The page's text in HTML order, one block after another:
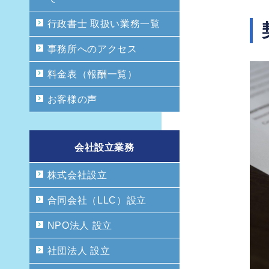
行政書士 取扱い業務一覧
事務所へのアクセス
料金表（報酬一覧）
お客様の声
会社設立業務
株式会社設立
合同会社（LLC）設立
NPO法人 設立
社団法人 設立